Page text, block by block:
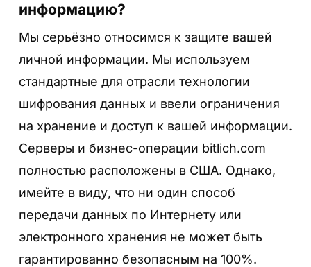
информацию?
Мы серьёзно относимся к защите вашей
личной информации. Мы используем
стандартные для отрасли технологии
шифрования данных и ввели ограничения
на хранение и доступ к вашей информации.
Серверы и бизнес-операции bitlich.com
полностью расположены в США. Однако,
имейте в виду, что ни один способ
передачи данных по Интернету или
электронного хранения не может быть
гарантированно безопасным на 100%.